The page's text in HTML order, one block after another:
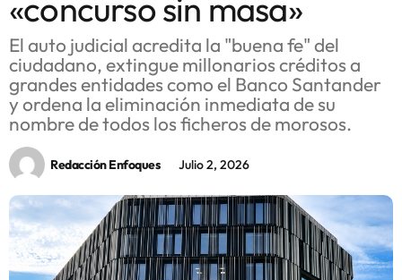
Gastronomía
Escenarios
Sostenibilidad
Innova
«concurso sin masa»
El auto judicial acredita la "buena fe" del
ciudadano, extingue millonarios créditos a
grandes entidades como el Banco Santander
y ordena la eliminación inmediata de su
nombre de todos los ficheros de morosos.
Redacción Enfoques Julio 2, 2026